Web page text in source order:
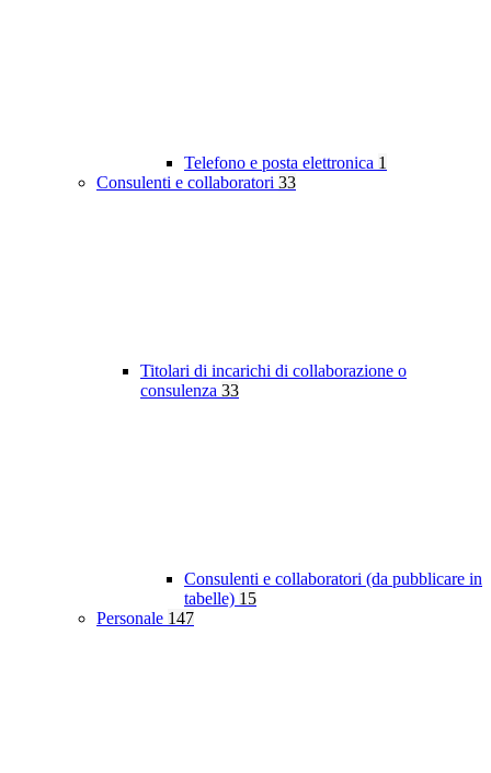
Telefono e posta elettronica 1
Consulenti e collaboratori 33
Titolari di incarichi di collaborazione o
consulenza 33
Consulenti e collaboratori (da pubblicare in
tabelle) 15
Personale 147